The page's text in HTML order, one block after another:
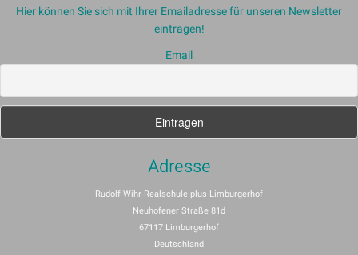
Hier können Sie sich mit Ihrer Emailadresse für unseren Newsletter
eintragen!
Email
Adresse
Rudolf-Wihr-Realschule plus Limburgerhof
Neuhofener Straße 81d
67117 Limburgerhof
Deutschland